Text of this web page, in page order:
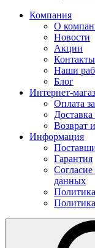
Компания
О
Новости
Акции
Контакты
Наши
Блог
Интернет-
Оплата
Доставка
Возврат
Информация
Гарантия
данных